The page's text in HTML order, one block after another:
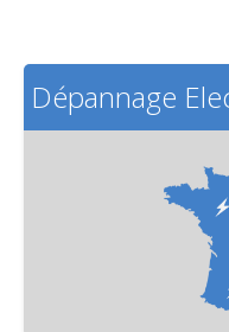
Dépannage